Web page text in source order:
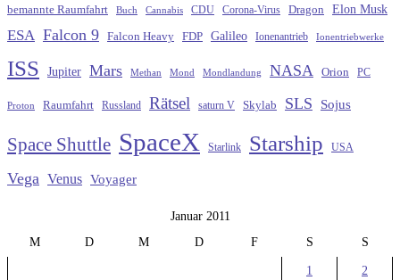
bemannte Raumfahrt Buch Cannabis CDU Corona-Virus Dragon Elon Musk
ESA Falcon 9 Falcon Heavy FDP Galileo Ionenantrieb Ionentriebwerke
ISS Jupiter Mars Methan Mond Mondlandung NASA Orion PC
Proton Raumfahrt Russland Rätsel saturn V Skylab SLS Sojus
Space Shuttle SpaceX Starlink Starship USA
Vega Venus Voyager
Januar 2011
M
D M D F S S
1 2